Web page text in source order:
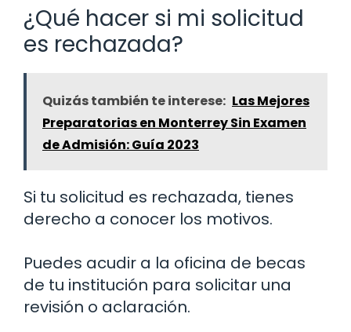
¿Qué hacer si mi solicitud
es rechazada?
Quizás también te interese: Las Mejores
Preparatorias en Monterrey Sin Examen
de Admisión: Guía 2023
Si tu solicitud es rechazada, tienes
derecho a conocer los motivos.
Puedes acudir a la oficina de becas
de tu institución para solicitar una
revisión o aclaración.